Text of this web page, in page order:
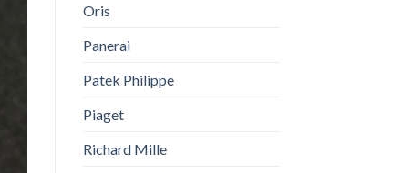
Oris
Panerai
Patek Philippe
Piaget
Richard Mille